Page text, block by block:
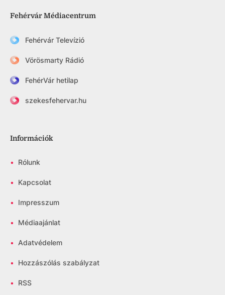
Fehérvár Médiacentrum
Fehérvár Televízió
Vörösmarty Rádió
FehérVár hetilap
szekesfehervar.hu
Információk
• Rólunk
• Kapcsolat
• Impresszum
• Médiaajánlat
• Adatvédelem
• Hozzászólás szabályzat
• RSS